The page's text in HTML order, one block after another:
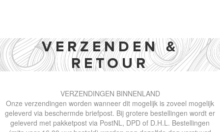
VERZENDEN &
RETOUR
VERZENDINGEN BINNENLAND
Onze verzendingen worden wanneer dit mogelijk is zoveel mogelijk
geleverd via beschermde briefpost. Bij grotere bestellingen wordt er
geleverd met pakketpost via PostNL, DPD of D.H.L. Bestellingen